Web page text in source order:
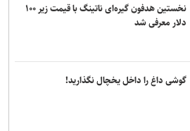
نخستین هدفون گیره‌ای ناتینگ با قیمت زیر ۱۰۰
دلار معرفی شد
گوشی داغ را داخل یخچال نگذارید!